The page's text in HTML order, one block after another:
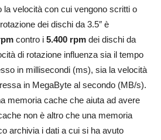
la velocità con cui vengono scritti o
dei dischi da 3.5″ è
contro i 5.400 rpm dei dischi da
di rotazione influenza sia il tempo
in millisecondi (ms), sia la velocità
in MegaByte al secondo (MB/s).
memoria cache che aiuta ad avere
non è altro che una memoria
archivia i dati a cui si ha avuto